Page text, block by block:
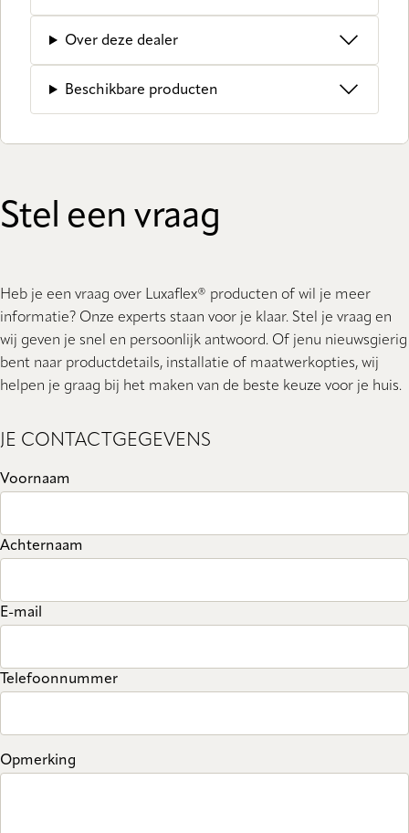
Over deze dealer
Beschikbare producten
Stel een vraag
Heb je een vraag over Luxaflex® producten of wil je meer
informatie? Onze experts staan ​​voor je klaar. Stel je vraag en
wij geven je snel en persoonlijk antwoord. Of jenu nieuwsgierig
bent naar productdetails, installatie of maatwerkopties, wij
helpen je graag bij het maken van de beste keuze voor je huis.
JE CONTACTGEGEVENS
Voornaam
Achternaam
E-mail
Telefoonnummer
Opmerking